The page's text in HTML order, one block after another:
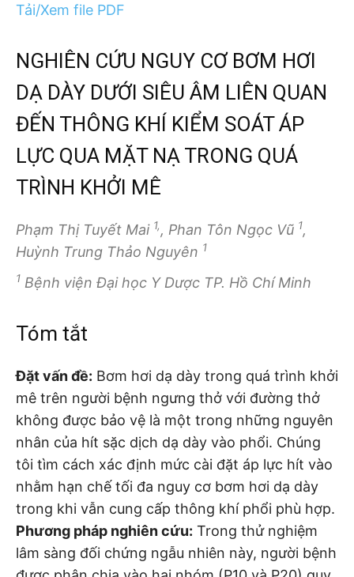
Tải/Xem file PDF
NGHIÊN CỨU NGUY CƠ BƠM HƠI
DẠ DÀY DƯỚI SIÊU ÂM LIÊN QUAN
ĐẾN THÔNG KHÍ KIỂM SOÁT ÁP
LỰC QUA MẶT NẠ TRONG QUÁ
TRÌNH KHỞI MÊ
Phạm Thị Tuyết Mai 1,, Phan Tôn Ngọc Vũ 1,
Huỳnh Trung Thảo Nguyên 1
1 Bệnh viện Đại học Y Dược TP. Hồ Chí Minh
Tóm tắt
Đặt vấn đề: Bơm hơi dạ dày trong quá trình khởi
mê trên người bệnh ngưng thở với đường thở
không được bảo vệ là một trong những nguyên
nhân của hít sặc dịch dạ dày vào phổi. Chúng
tôi tìm cách xác định mức cài đặt áp lực hít vào
nhằm hạn chế tối đa nguy cơ bơm hơi dạ dày
trong khi vẫn cung cấp thông khí phổi phù hợp.
Phương pháp nghiên cứu: Trong thử nghiệm
lâm sàng đối chứng ngẫu nhiên này, người bệnh